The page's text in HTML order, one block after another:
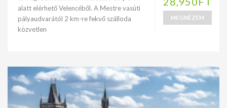
alatt elérhető Velencéből. A Mestre vasúti
pályaudvarától 2 km-re fekvő szálloda
közvetlen
MEGNÉZEM